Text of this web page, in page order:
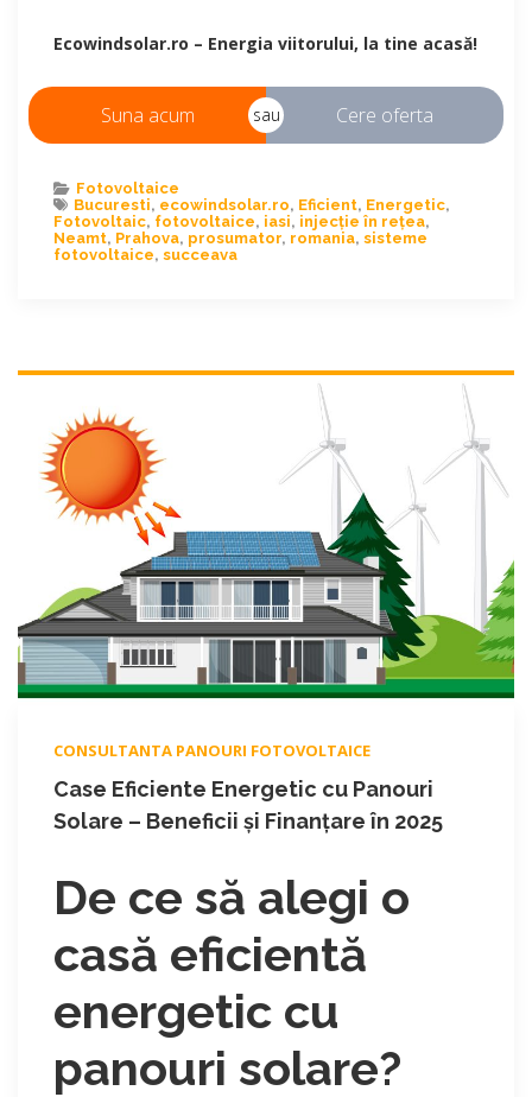
Ecowindsolar.ro – Energia viitorului, la tine acasă!
Suna acum sau Cere oferta
Fotovoltaice
Bucuresti, ecowindsolar.ro, Eficient, Energetic,
Fotovoltaic, fotovoltaice, iasi, injecție în rețea,
Neamt, Prahova, prosumator, romania, sisteme
fotovoltaice, succeava
CONSULTANTA PANOURI FOTOVOLTAICE
Case Eficiente Energetic cu Panouri
Solare – Beneficii și Finanțare în 2025
De ce să alegi o
casă eficientă
energetic cu
panouri solare?